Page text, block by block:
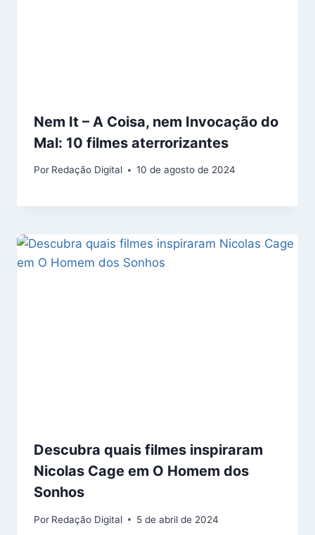
Nem It – A Coisa, nem Invocação do
Mal: 10 filmes aterrorizantes
Por Redação Digital 10 de agosto de 2024
Descubra quais filmes inspiraram
Nicolas Cage em O Homem dos
Sonhos
Por Redação Digital 5 de abril de 2024